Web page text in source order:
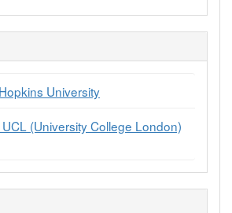
University
UCL (University College London)